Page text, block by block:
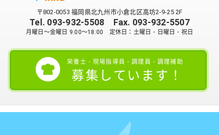
〒802-0053 福岡県北九州市小倉北区高坊2-9-25 2F
Tel. 093-932-5508 Fax. 093-932-5507
月曜日～金曜日 9:00～18:00 定休日：土曜日・日曜日・祝日
栄養士・現場指導員・調理員・調理補助
募集しています！